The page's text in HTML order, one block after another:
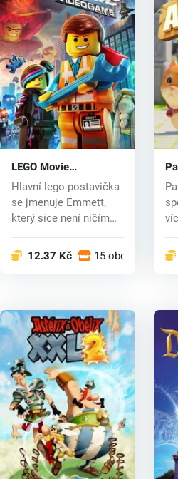
LEGO Movie
Videogame (PC) CD
key
Hlavní lego postavička
se jmenuje Emmett,
který sice není ničím
12.37 Kč 15 obchodech